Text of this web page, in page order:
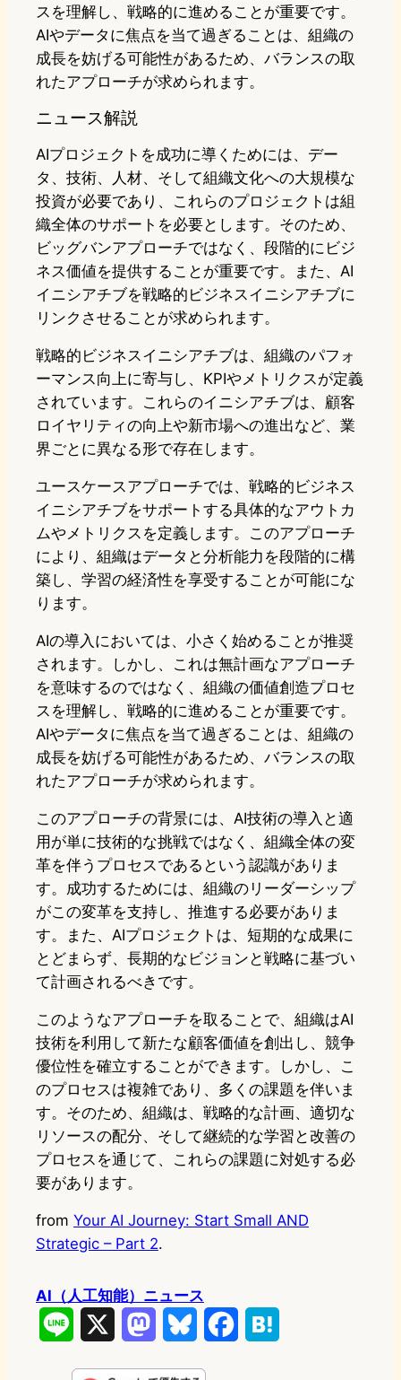
スを理解し、戦略的に進めることが重要です。
AIやデータに焦点を当て過ぎることは、組織の
成長を妨げる可能性があるため、バランスの取
れたアプローチが求められます。
ニュース解説
AIプロジェクトを成功に導くためには、デー
タ、技術、人材、そして組織文化への大規模な
投資が必要であり、これらのプロジェクトは組
織全体のサポートを必要とします。そのため、
ビッグバンアプローチではなく、段階的にビジ
ネス価値を提供することが重要です。また、AI
イニシアチブを戦略的ビジネスイニシアチブに
リンクさせることが求められます。
戦略的ビジネスイニシアチブは、組織のパフォ
ーマンス向上に寄与し、KPIやメトリクスが定義
されています。これらのイニシアチブは、顧客
ロイヤリティの向上や新市場への進出など、業
界ごとに異なる形で存在します。
ユースケースアプローチでは、戦略的ビジネス
イニシアチブをサポートする具体的なアウトカ
ムやメトリクスを定義します。このアプローチ
により、組織はデータと分析能力を段階的に構
築し、学習の経済性を享受することが可能にな
ります。
AIの導入においては、小さく始めることが推奨
されます。しかし、これは無計画なアプローチ
を意味するのではなく、組織の価値創造プロセ
スを理解し、戦略的に進めることが重要です。
AIやデータに焦点を当て過ぎることは、組織の
成長を妨げる可能性があるため、バランスの取
れたアプローチが求められます。
このアプローチの背景には、AI技術の導入と適
用が単に技術的な挑戦ではなく、組織全体の変
革を伴うプロセスであるという認識がありま
す。成功するためには、組織のリーダーシップ
がこの変革を支持し、推進する必要がありま
す。また、AIプロジェクトは、短期的な成果に
とどまらず、長期的なビジョンと戦略に基づい
て計画されるべきです。
このようなアプローチを取ることで、組織はAI
技術を利用して新たな顧客価値を創出し、競争
優位性を確立することができます。しかし、こ
のプロセスは複雑であり、多くの課題を伴いま
す。そのため、組織は、戦略的な計画、適切な
リソースの配分、そして継続的な学習と改善の
プロセスを通じて、これらの課題に対処する必
要があります。
from Your AI Journey: Start Small AND
Strategic – Part 2.
AI（人工知能）ニュース